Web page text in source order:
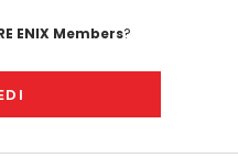
ENIX Members?